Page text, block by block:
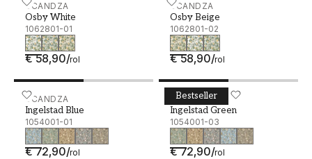
SCANDZA
Osby White
1062801-01
€ 58,90/rol
Osby White - 1062801-01 SCANDZA
Osby Beige
1062801-02
€ 58,90/rol
Osby Beige - 1062801-02
SCANDZA
Ingelstad Blue
1054001-01
€ 72,90/rol
Ingelstad Blue - 1054001-01 Bestseller
SCANDZA
Ingelstad Green
1054001-03
€ 72,90/rol
Ingelstad Green -